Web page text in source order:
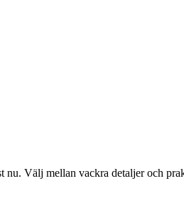
Välj mellan vackra detaljer och